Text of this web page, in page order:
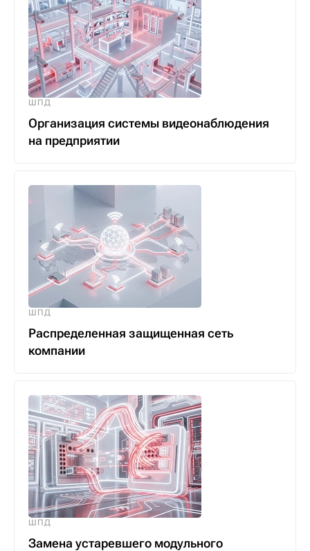
ШПД
Организация системы видеонаблюдения
на предприятии
ШПД
Распределенная защищенная сеть
компании
ШПД
Замена устаревшего модульного